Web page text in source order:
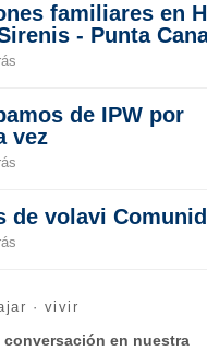
familiares en
- Punta
de IPW por
vez
de volavi
· vivir
conversación en nuestra